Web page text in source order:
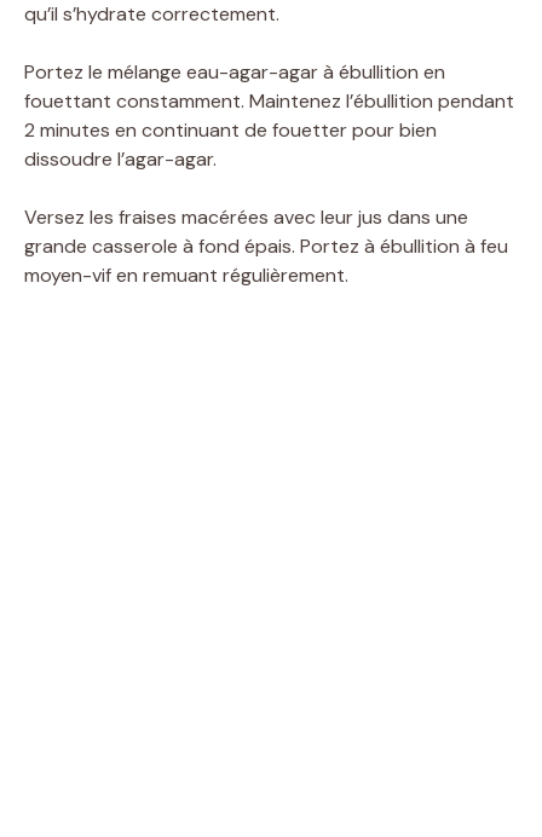
qu’il s’hydrate correctement.
Portez le mélange eau-agar-agar à ébullition en
fouettant constamment. Maintenez l’ébullition pendant
2 minutes en continuant de fouetter pour bien
dissoudre l’agar-agar.
Versez les fraises macérées avec leur jus dans une
grande casserole à fond épais. Portez à ébullition à feu
moyen-vif en remuant régulièrement.